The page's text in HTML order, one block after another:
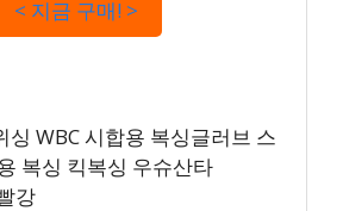
< 지금 구매! >
WBC 시합용 복싱글러브 스
복싱 킥복싱 우슈산타
강